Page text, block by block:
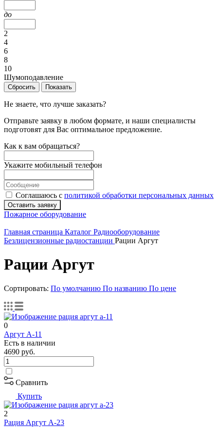
до
2
4
6
8
10
Шумоподавление
Сбросить Показать
Не знаете, что лучше заказать?
Отправьте заявку в любом формате, и наши специалисты
подготовят для Вас оптимальное предложение.
Как к вам обращаться?
Укажите мобильный телефон
Соглашаюсь с политикой обработки персональных данных
Оставить заявку
Пожарное оборудование
Главная страница Каталог Радиооборудование
Безлицензионные радиостанции Рации Аргут
Рации Аргут
Сортировать: По умолчанию По названию По цене
0
Аргут А-11
Есть в наличии
4690 руб.
Сравнить
Купить
2
Рация Аргут А-23